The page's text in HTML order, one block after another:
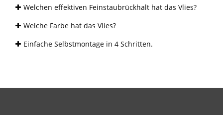
Welchen effektiven Feinstaubrückhalt hat das Vlies?
Welche Farbe hat das Vlies?
Einfache Selbstmontage in 4 Schritten.